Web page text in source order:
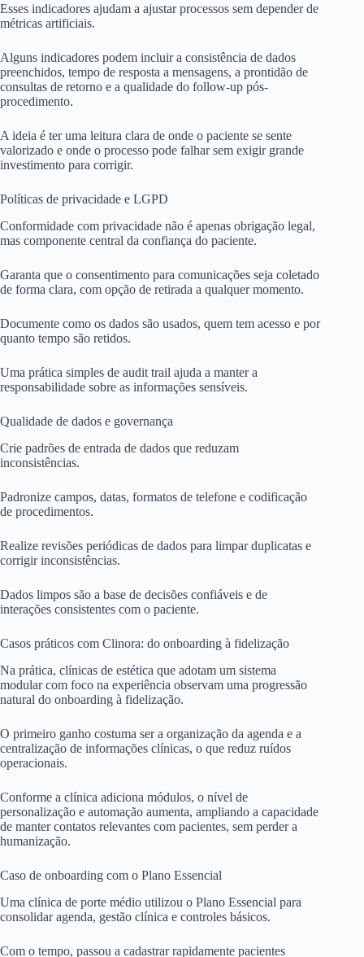
Esses indicadores ajudam a ajustar processos sem depender de
métricas artificiais.
Alguns indicadores podem incluir a consistência de dados
preenchidos, tempo de resposta a mensagens, a prontidão de
consultas de retorno e a qualidade do follow-up pós-
procedimento.
A ideia é ter uma leitura clara de onde o paciente se sente
valorizado e onde o processo pode falhar sem exigir grande
investimento para corrigir.
Políticas de privacidade e LGPD
Conformidade com privacidade não é apenas obrigação legal,
mas componente central da confiança do paciente.
Garanta que o consentimento para comunicações seja coletado
de forma clara, com opção de retirada a qualquer momento.
Documente como os dados são usados, quem tem acesso e por
quanto tempo são retidos.
Uma prática simples de audit trail ajuda a manter a
responsabilidade sobre as informações sensíveis.
Qualidade de dados e governança
Crie padrões de entrada de dados que reduzam
inconsistências.
Padronize campos, datas, formatos de telefone e codificação
de procedimentos.
Realize revisões periódicas de dados para limpar duplicatas e
corrigir inconsistências.
Dados limpos são a base de decisões confiáveis e de
interações consistentes com o paciente.
Casos práticos com Clinora: do onboarding à fidelização
Na prática, clínicas de estética que adotam um sistema
modular com foco na experiência observam uma progressão
natural do onboarding à fidelização.
O primeiro ganho costuma ser a organização da agenda e a
centralização de informações clínicas, o que reduz ruídos
operacionais.
Conforme a clínica adiciona módulos, o nível de
personalização e automação aumenta, ampliando a capacidade
de manter contatos relevantes com pacientes, sem perder a
humanização.
Caso de onboarding com o Plano Essencial
Uma clínica de porte médio utilizou o Plano Essencial para
consolidar agenda, gestão clínica e controles básicos.
Com o tempo, passou a cadastrar rapidamente pacientes